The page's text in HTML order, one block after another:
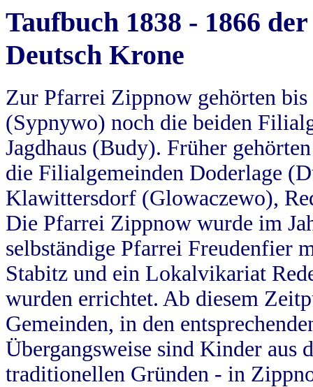
Taufbuch 1838 - 1866
Deutsch Krone
Zur Pfarrei Zippnow gehörten
(Sypnywo) noch die beiden
Jagdhaus (Budy). Früher
die Filialgemeinden Doderlage
Klawittersdorf (Glowaczewo),
Die Pfarrei Zippnow wurde im
selbständige Pfarrei Freudenfier
Stabitz und ein Lokalvikariat
wurden errichtet. Ab diesem
Gemeinden, in den
Übergangsweise sind Kinder aus
traditionellen Gründen - in